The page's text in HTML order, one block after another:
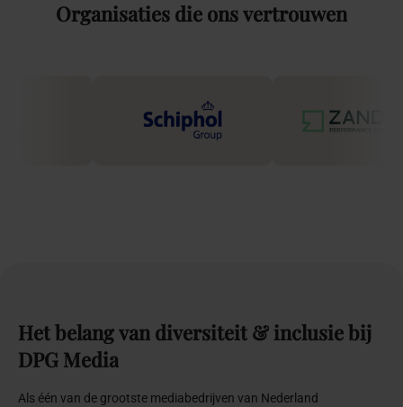
Organisaties die onsvertrouwen
Hetbelangvan diversiteit & inclusiebij
DPG Media
Als één van de grootste mediabedrijven van Nederland